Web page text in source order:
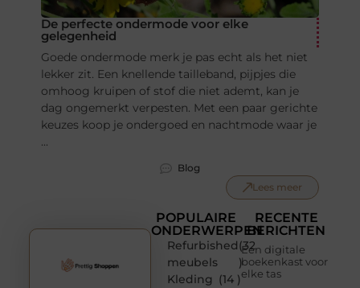
De perfecte ondermode voor elke
gelegenheid
Goede ondermode merk je pas echt als het niet
lekker zit. Een knellende tailleband, pijpjes die
omhoog kruipen of stof die niet ademt, kan je
dag ongemerkt verpesten. Met een paar gerichte
keuzes koop je ondergoed en nachtmode waar je
...
Blog
Lees meer
POPULAIRE
ONDERWERPEN
Refurbished
meubels
(32
)
Kleding (14 )
RECENTE
BERICHTEN
Een digitale
boekenkast voor
elke tas